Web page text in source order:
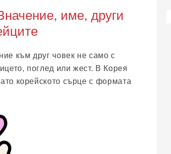
име, други
към друг човек не само с
поглед или жест. В Корея
корейското сърце с формата